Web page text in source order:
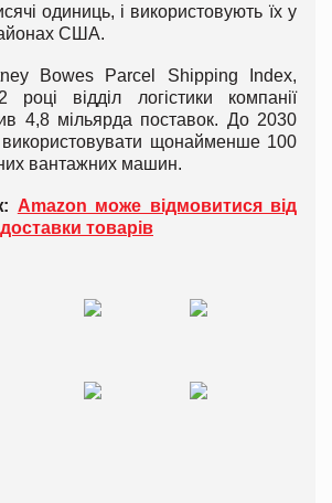
одиниць, і використовують їх у
США.
Bowes Parcel Shipping Index,
відділ логістики компанії
4,8 мільярда поставок. До 2030
щонайменше 100
вантажних машин.
Amazon може відмовитися від
товарів